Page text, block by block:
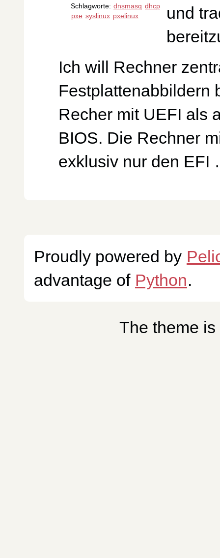
Schlagworte: dnsmasq dhcp
pxe syslinux pxelinux
und
Ich will Rechner
Festplattenabbildern
Recher mit UEFI als
BIOS. Die Rechner
exklusiv nur den EFI
Proudly powered by
advantage of Python.
The theme